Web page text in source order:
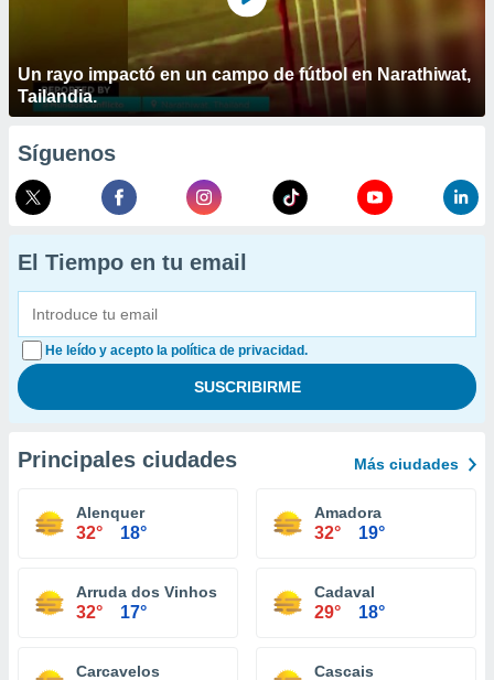
Un rayo impactó en un campo de fútbol en Narathiwat,
Tailandia.
Síguenos
El Tiempo en tu email
He leído y acepto la política de privacidad.
Principales ciudades Más ciudades
Alenquer
32° 18°
Amadora
32° 19°
Arruda dos Vinhos
32° 17°
Cadaval
29° 18°
Carcavelos Cascais